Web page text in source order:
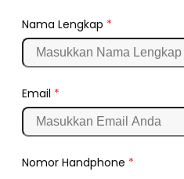
Nama Lengkap *
Email *
Nomor Handphone *